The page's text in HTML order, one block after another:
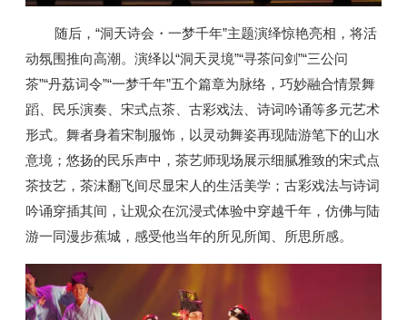
随后，“洞天诗会・一梦千年”主题演绎惊艳亮相，将活
动氛围推向高潮。演绎以“洞天灵境”“寻茶问剑”“三公问
茶”“丹荔词令”“一梦千年”五个篇章为脉络，巧妙融合情景舞
蹈、民乐演奏、宋式点茶、古彩戏法、诗词吟诵等多元艺术
形式。舞者身着宋制服饰，以灵动舞姿再现陆游笔下的山水
意境；悠扬的民乐声中，茶艺师现场展示细腻雅致的宋式点
茶技艺，茶沫翻飞间尽显宋人的生活美学；古彩戏法与诗词
吟诵穿插其间，让观众在沉浸式体验中穿越千年，仿佛与陆
游一同漫步蕉城，感受他当年的所见所闻、所思所感。